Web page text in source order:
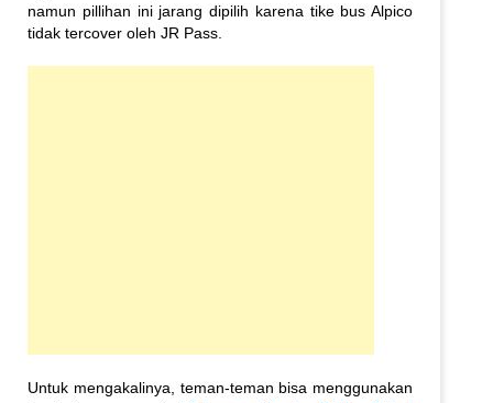
namun pillihan ini jarang dipilih karena tike bus Alpico
tidak tercover oleh JR Pass.
Untuk mengakalinya, teman-teman bisa menggunakan